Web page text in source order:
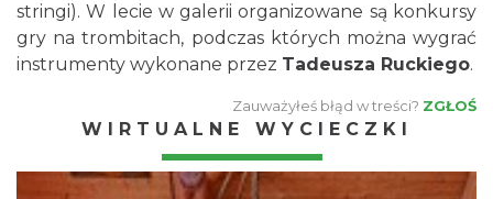
stringi). W lecie w galerii organizowane są konkursy
gry na trombitach, podczas których można wygrać
instrumenty wykonane przez Tadeusza Ruckiego.
Zauważyłeś błąd w treści? ZGŁOŚ
WIRTUALNE WYCIECZKI